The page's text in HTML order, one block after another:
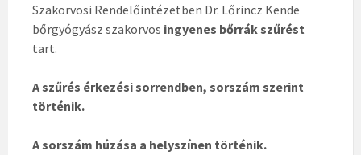
Szakorvosi Rendelőintézetben Dr. Lőrincz Kende
bőrgyógyász szakorvos ingyenes bőrrák szűrést
tart.
A szűrés érkezési sorrendben, sorszám szerint
történik.
A sorszám húzása a helyszínen történik.